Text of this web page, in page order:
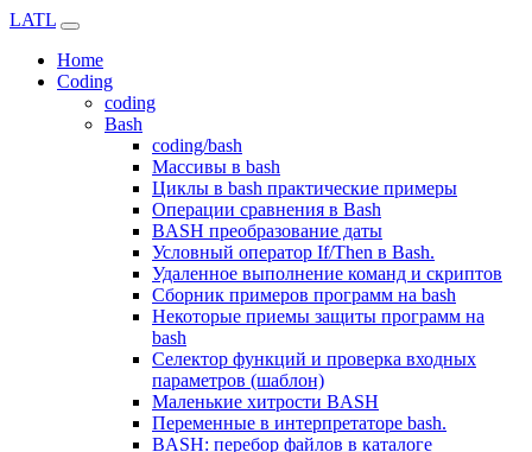
LATL
Home
Coding
coding
Bash
coding/bash
Массивы в bash
Циклы в bash практические примеры
Операции сравнения в Bash
BASH преобразование даты
Условный оператор If/Then в Bash.
Удаленное выполнение команд и скриптов
Сборник примеров программ на bash
Некоторые приемы защиты программ на
bash
Селектор функций и проверка входных
параметров (шаблон)
Маленькие хитрости BASH
Переменные в интерпретаторе bash.
BASH: перебор файлов в каталоге